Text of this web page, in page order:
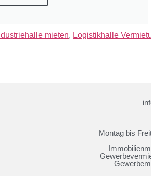
mieten, Logistikhalle
Montag bis